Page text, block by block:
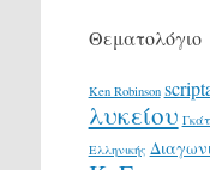
Θεματολόγιο
Ken Robinson
λυκείου
Ελληνικής